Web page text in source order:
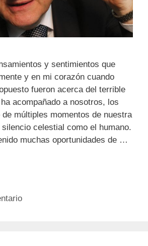
y sentimientos que
y en mi corazón cuando
fueron acerca del terrible
acompañado a nosotros, los
múltiples momentos de nuestra
celestial como el humano.
muchas oportunidades de …